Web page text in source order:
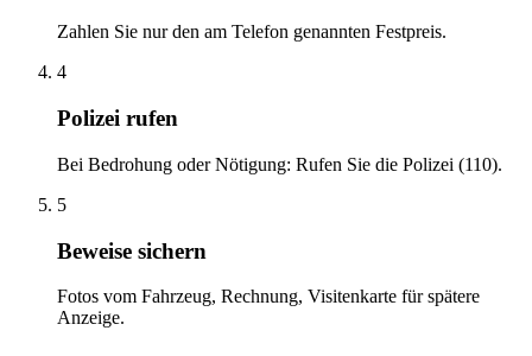
Zahlen Sie nur den am Telefon genannten Festpreis.
4
Polizei rufen
Bei Bedrohung oder Nötigung: Rufen Sie die Polizei (110).
5
Beweise sichern
Fotos vom Fahrzeug, Rechnung, Visitenkarte für spätere
Anzeige.